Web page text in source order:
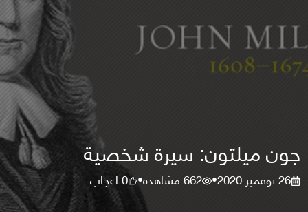
جون ميلتون: سيرة شخصية
26 نوفمبر 2020 •
662مشاهدة•
0اعجاب